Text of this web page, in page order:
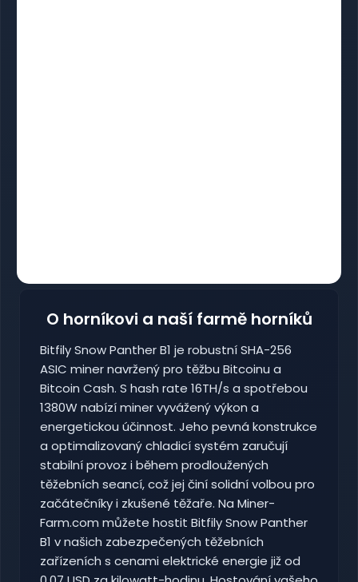
O horníkovi a naší farmě horníků
Bitfily Snow Panther B1 je robustní SHA-256
ASIC miner navržený pro těžbu Bitcoinu a
Bitcoin Cash. S hash rate 16TH/s a spotřebou
1380W nabízí miner vyvážený výkon a
energetickou účinnost. Jeho pevná konstrukce
a optimalizovaný chladicí systém zaručují
stabilní provoz i během prodloužených
těžebních seancí, což jej činí solidní volbou pro
začátečníky i zkušené těžaře. Na Miner-
Farm.com můžete hostit Bitfily Snow Panther
B1 v našich zabezpečených těžebních
zařízeních s cenami elektrické energie již od